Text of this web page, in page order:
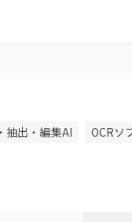
抽出・編集AI
OCRソ